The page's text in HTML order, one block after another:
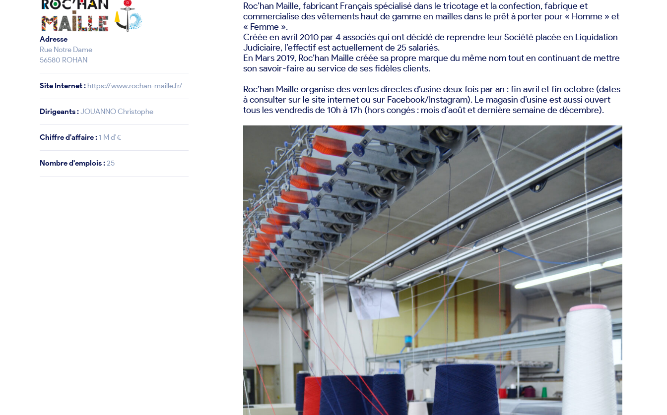
Adresse
Rue Notre Dame
56580 ROHAN
Site Internet : https://www.rochan-maille.fr/
Dirigeants :JOUANNO Christophe
Chiffre d'affaire : 1 M d'€
Nombre d'emplois :25
Roc’han Maille, fabricant Français spécialisé dans le tricotage et la confection, fabrique et
commercialise des vêtements haut de gamme en mailles dans le prêt à porter pour « Homme » et
« Femme ».
Créée en avril 2010 par 4 associés qui ont décidé de reprendre leur Société placée en Liquidation
Judiciaire, l’effectif est actuellement de 25 salariés.
En Mars 2019, Roc’han Maille créée sa propre marque du même nom tout en continuant de mettre
son savoir-faire au service de ses fidèles clients.
Roc’han Maille organise des ventes directes d’usine deux fois par an : fin avril et fin octobre (dates
à consulter sur le site internet ou sur Facebook/Instagram). Le magasin d’usine est aussi ouvert
tous les vendredis de 10h à 17h (hors congés : mois d’août et dernière semaine de décembre).